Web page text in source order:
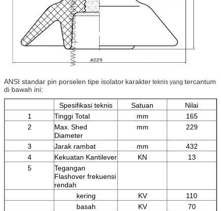
ANSI standar pin porselen tipe isolator karakter teknis yang tercantum
di bawah ini:
Spesifikasi teknis
Satuan
Nilai
1
Tinggi Total mm
165
2
Max. Shed
Diameter
mm 229
3 Jarak rambat mm
432
4
Kekuatan Kantilever KN
13
5
Tegangan
Flashover frekuensi
rendah
kering
KV
110
basah
KV
70